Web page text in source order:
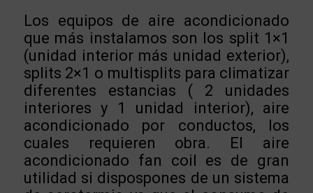
Los equipos de aire acondicionado
que más instalamos son los split 1×1
(unidad interior más unidad exterior),
splits 2×1 o multisplits para climatizar
diferentes estancias ( 2 unidades
interiores y 1 unidad interior), aire
acondicionado por conductos, los
cuales requieren obra. El aire
acondicionado fan coil es de gran
utilidad si dispospones de un sistema